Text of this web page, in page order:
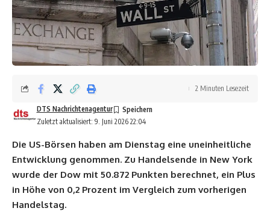
Zuletzt aktualisiert: 9. Juni 2026 22:04
DTS Nachrichtenagentur
2 Minuten Lesezeit
Die US-Börsen haben am Dienstag eine uneinheitliche
Entwicklung genommen. Zu Handelsende in New York
wurde der Dow mit 50.872 Punkten berechnet, ein Plus
in Höhe von 0,2 Prozent im Vergleich zum vorherigen
Handelstag.